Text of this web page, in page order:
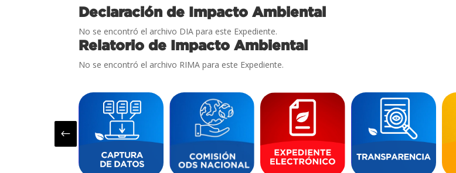
Declaración de Impacto Ambiental
No se encontró el archivo DIA para este Expediente.
Relatorio de Impacto Ambiental
No se encontró el archivo RIMA para este Expediente.
#